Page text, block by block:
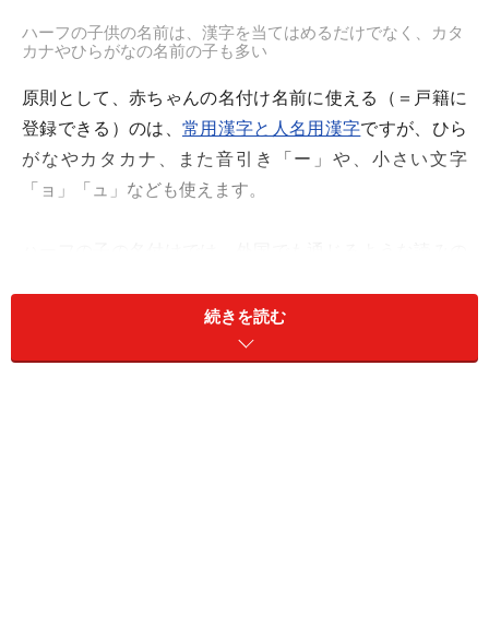
ハーフの子供の名前は、漢字を当てはめるだけでなく、カタ
カナやひらがなの名前の子も多い
原則として、赤ちゃんの名付け名前に使える（＝戸籍に
登録できる）のは、 常用漢字と人名用漢字ですが、ひら
がなやカタカナ、また音引き「ー」や、小さい文字
「ョ」「ュ」なども使えます。
「ひらがな」の名前の子も多いようです。以下の漢字の
例は、ハーフの子供の名前実例のほか、ガイドが当ては
続きを読む